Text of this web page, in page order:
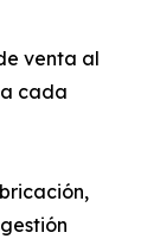
venta al
cada